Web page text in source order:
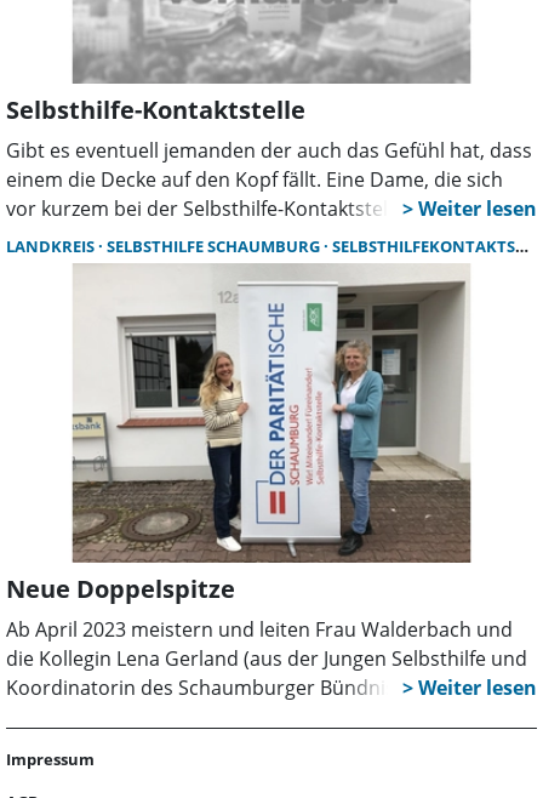
Selbsthilfe-Kontaktstelle
Gibt es eventuell jemanden der auch das Gefühl hat, dass
einem die Decke auf den Kopf fällt. Eine Dame, die sich
vor kurzem bei der Selbsthilfe-Kontaktstelle vorgestellt
hat, kennt dies nur zu gut und möchte etwas dagegen
LANDKREIS SELBSTHILFE SCHAUMBURG SELBSTHILFEKONTAKTSTELLE
Neue Doppelspitze
Ab April 2023 meistern und leiten Frau Walderbach und
die Kollegin Lena Gerland (aus der Jungen Selbsthilfe und
Koordinatorin des Schaumburger Bündnisses gegen
Teambesprechungen wird alles Wichtige und Notwendige
Impressum